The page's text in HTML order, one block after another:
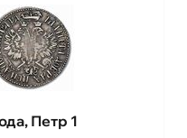
Петр 1